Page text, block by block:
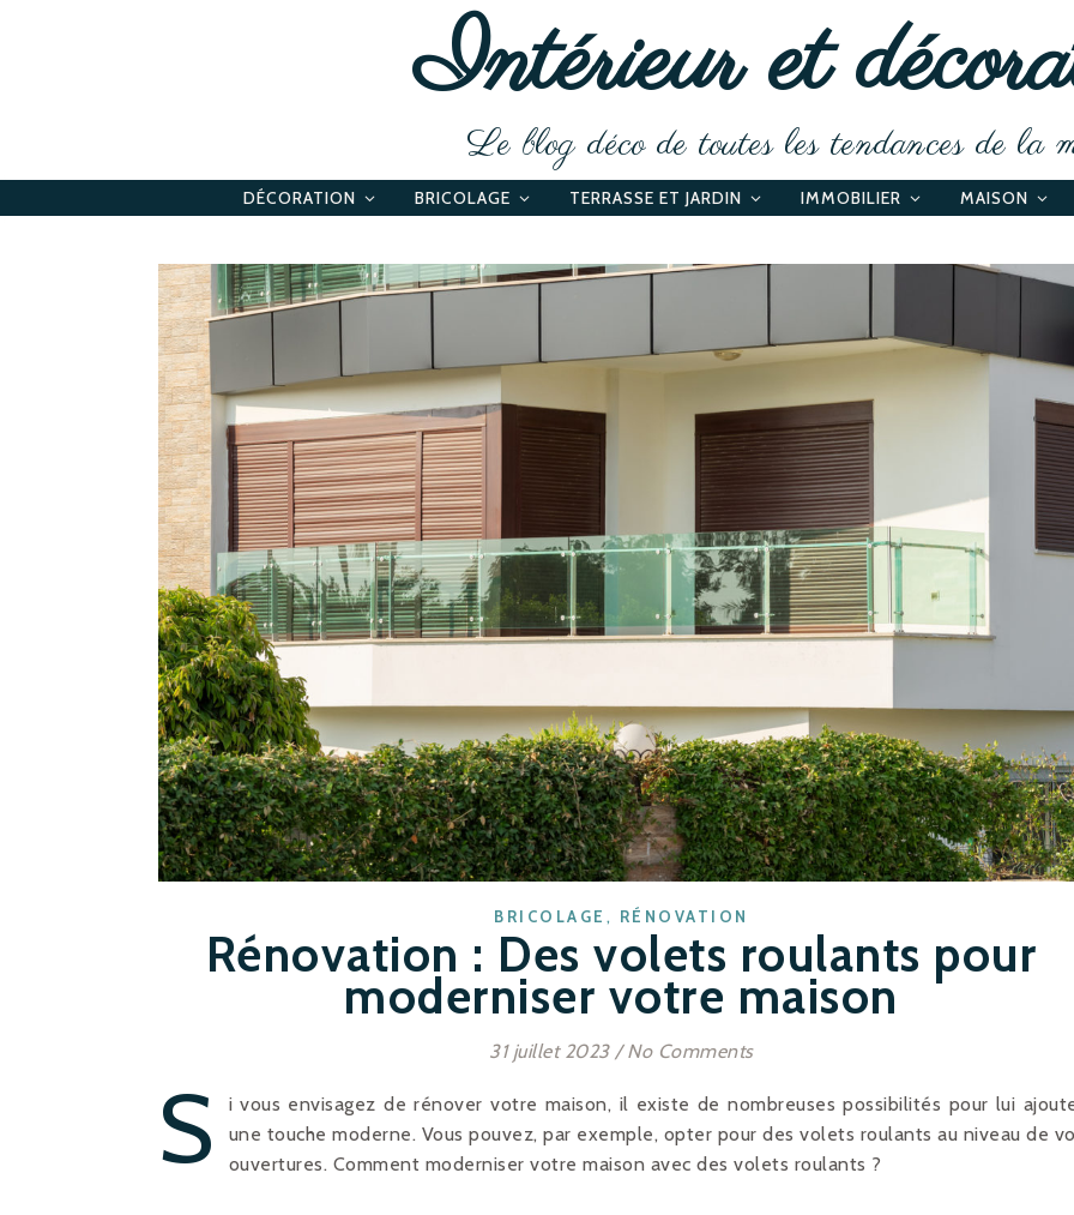
Intérieur et
Le blog déco de toutes les tendances de la
DÉCORATION BRICOLAGE TERRASSE ET JARDIN IMMOBILIER MAISON
BRICOLAGE , RÉNOVATION
Rénovation : Des volets roulants pour
moderniser votre maison
31 juillet 2023 / No Comments
S
i vous envisagez de rénover votre maison, il existe de nombreuses possibilités pour lui
une touche moderne. Vous pouvez, par exemple, opter pour des volets roulants au niveau de
ouvertures. Comment moderniser votre maison avec des volets roulants ?